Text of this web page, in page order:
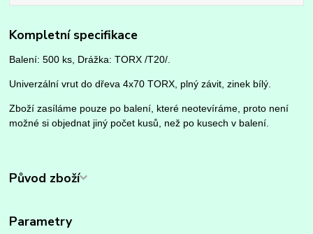
Kompletní specifikace
Balení: 500 ks, Drážka: TORX /T20/.
Univerzální vrut do dřeva 4x70 TORX, plný závit, zinek bílý.
Zboží zasíláme pouze po balení, které neotevíráme, proto není
možné si objednat jiný počet kusů, než po kusech v balení.
Původ zboží
Parametry